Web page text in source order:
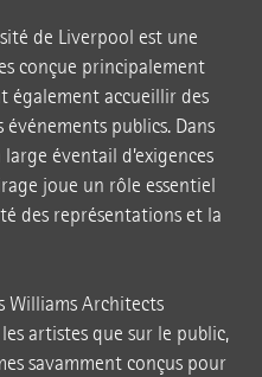
de Liverpool est une
conçue principalement
également accueillir des
publics. Dans
éventail d’exigences
joue un rôle essentiel
des représentations et la
Williams Architects
artistes que sur le public,
savamment conçus pour